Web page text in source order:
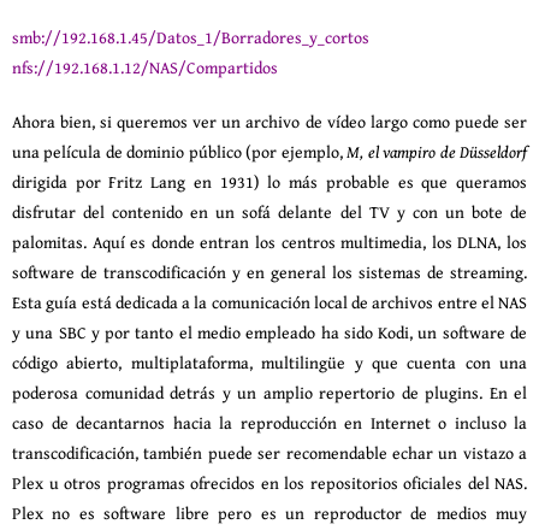
smb://192.168.1.45/Datos_1/Borradores_y_cortos
nfs://192.168.1.12/NAS/Compartidos
Ahora bien, si queremos ver un archivo de vídeo largo como puede ser
una película de dominio público (por ejemplo,M, el vampiro de Düsseldorf
dirigida por Fritz Lang en 1931) lo más probable es que queramos
disfrutar del contenido en un sofá delante del TV y con un bote de
palomitas. Aquí es donde entran los centros multimedia, los DLNA, los
software de transcodificación y en general los sistemas de streaming.
Esta guía está dedicada a la comunicación local de archivos entre el NAS
y una SBC y por tanto el medio empleado ha sido Kodi, un software de
código abierto, multiplataforma, multilingüe y que cuenta con una
poderosa comunidad detrás y un amplio repertorio de plugins. En el
caso de decantarnos hacia la reproducción en Internet o incluso la
transcodificación, también puede ser recomendable echar un vistazo a
Plex u otros programas ofrecidos en los repositorios oficiales del NAS.
Plex no es software libre pero es un reproductor de medios muy